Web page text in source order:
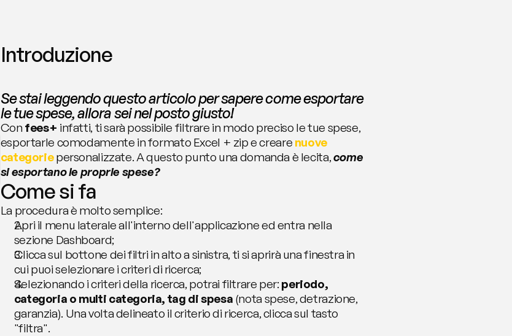
Introduzione
Se stai leggendo questo articolo per sapere come esportare
le tue spese, allora sei nel posto giusto!
Con fees+ infatti, ti sarà possibile filtrare in modo preciso le tue spese,
esportarle comodamente in formato Excel + zip e creare nuove
categorie personalizzate. A questo punto una domanda è lecita, come
si esportano le proprie spese?
Come si fa
La procedura è molto semplice:
Apri il menu laterale all'interno dell'applicazione ed entra nella
sezione Dashboard;
Clicca sul bottone dei filtri in alto a sinistra, ti si aprirà una finestra in
cui puoi selezionare i criteri di ricerca;
Selezionando i criteri della ricerca, potrai filtrare per: periodo,
categoria o multi categoria, tag di spesa (nota spese, detrazione,
garanzia). Una volta delineato il criterio di ricerca, clicca sul tasto
"filtra".